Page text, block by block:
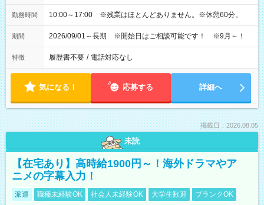
勤務時間 10:00～17:00 ※残業はほとんどありません。※休憩60分。
期間 2026/09/01～長期 ※開始日はご相談可能です！ ※9月～！
特徴 履歴書不要 / 電話対応なし
気になる！ 応募する 詳細へ
掲載日：2026.08.05
未読
【在宅あり】高時給1900円～！海外ドラマやア
ニメの字幕入力！
派遣 職種未経験OK 社会人未経験OK 大学生歓迎 ブランクOK